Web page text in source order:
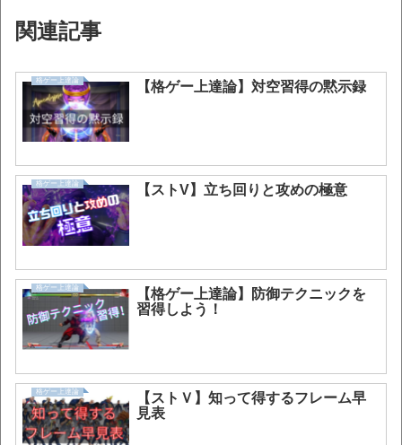
関連記事
格ゲー上達論 【格ゲー上達論】対空習得の黙示録
格ゲー上達論 【ストV】立ち回りと攻めの極意
格ゲー上達論
【格ゲー上達論】防御テクニックを
習得しよう！
格ゲー上達論
【ストＶ】知って得するフレーム早
見表